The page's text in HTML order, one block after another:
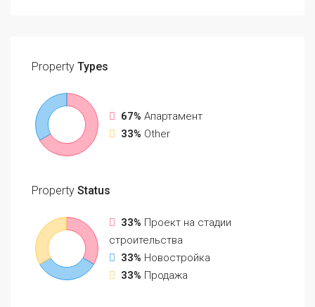
Property Types
67% Апартамент
33% Other
Property Status
33% Проект на стадии
строительства
33% Новостройка
33% Продажа